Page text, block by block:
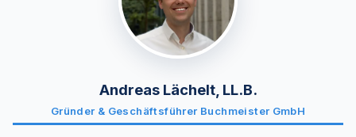
Andreas Lächelt, LL.B.
Gründer & Geschäftsführer Buchmeister GmbH